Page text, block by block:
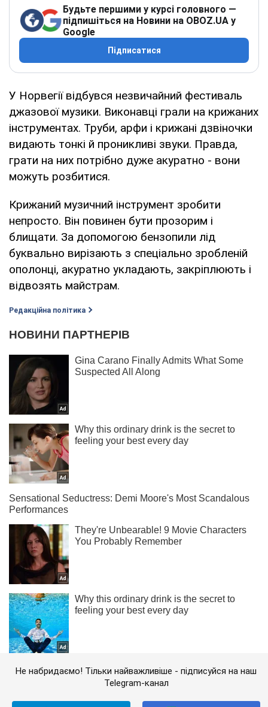
Будьте першими у курсі головного —
підпишіться на Новини на OBOZ.UA у
Google
Підписатися
У Норвегії відбувся незвичайний фестиваль
джазової музики. Виконавці грали на крижаних
інструментах. Труби, арфи і крижані дзвіночки
видають тонкі й проникливі звуки. Правда,
грати на них потрібно дуже акуратно - вони
можуть розбитися.
Крижаний музичний інструмент зробити
непросто. Він повинен бути прозорим і
блищати. За допомогою бензопили лід
буквально вирізають з спеціально зробленій
ополонці, акуратно укладають, закріплюють і
відвозять майстрам.
Редакційна політика
Не набридаємо! Тільки найважливіше - підписуйся на наш
Telegram-канал